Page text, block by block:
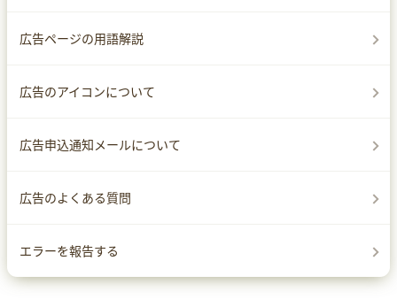
広告ページの用語解説
広告のアイコンについて
広告申込通知メールについて
広告のよくある質問
エラーを報告する